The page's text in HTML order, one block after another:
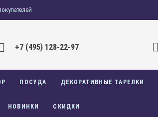
+7 (495) 128-22-97
ПОСУДА ДЕКОРАТИВНЫЕ ТАРЕЛКИ
НОВИНКИ СКИДКИ